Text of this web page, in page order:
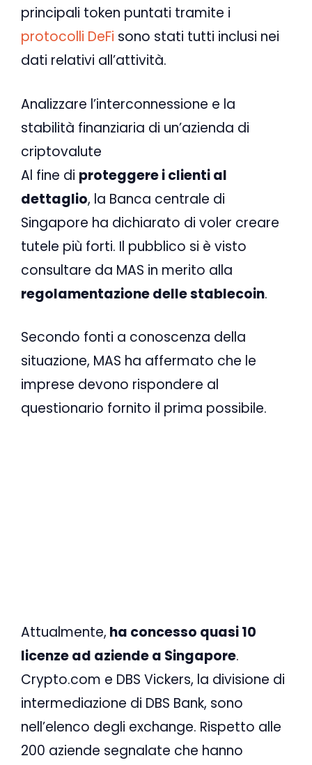
principali token puntati tramite i
protocolli DeFi sono stati tutti inclusi nei
dati relativi all’attività.
Analizzare l’interconnessione e la
stabilità finanziaria di un’azienda di
criptovalute
Al fine di proteggere i clienti al
dettaglio, la Banca centrale di
Singapore ha dichiarato di voler creare
tutele più forti. Il pubblico si è visto
consultare da MAS in merito alla
regolamentazione delle stablecoin.
Secondo fonti a conoscenza della
situazione, MAS ha affermato che le
imprese devono rispondere al
questionario fornito il prima possibile.
Attualmente, ha concesso quasi 10
licenze ad aziende a Singapore.
Crypto.com e DBS Vickers, la divisione di
intermediazione di DBS Bank, sono
nell’elenco degli exchange. Rispetto alle
200 aziende segnalate che hanno